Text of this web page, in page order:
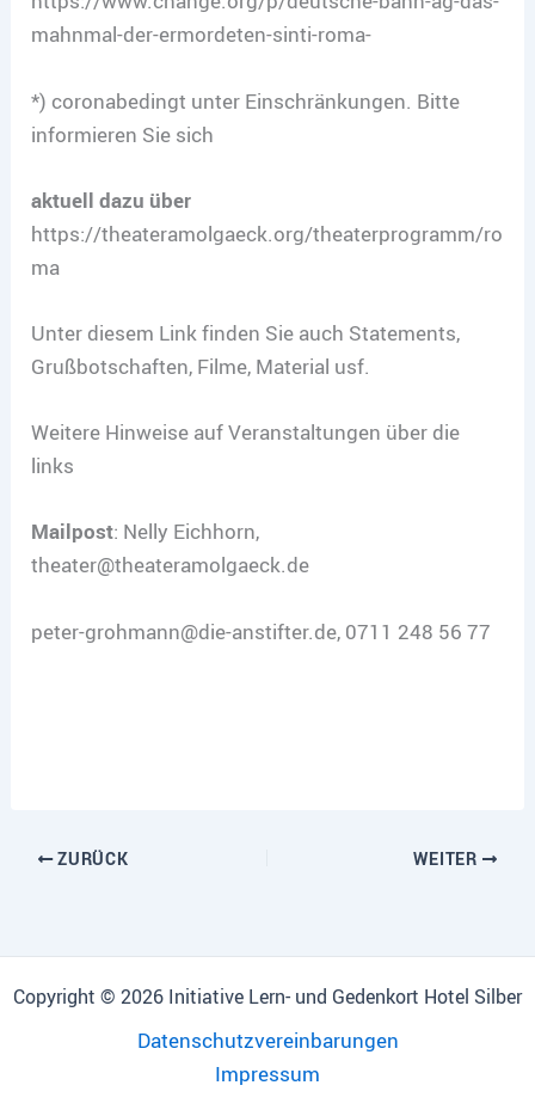
mahnmal-der-ermordeten-sinti-roma-
*) coronabedingt unter Einschränkungen. Bitte
informieren Sie sich
aktuell dazu über
https://theateramolgaeck.org/theaterprogramm/ro
ma
Unter diesem Link finden Sie auch Statements,
Grußbotschaften, Filme, Material usf.
Weitere Hinweise auf Veranstaltungen über die
links
Mailpost: Nelly Eichhorn,
theater@theateramolgaeck.de
peter-grohmann@die-anstifter.de, 0711 248 56 77
ZURÜCK WEITER
Copyright © 2026 Initiative Lern- und Gedenkort Hotel Silber
Datenschutzvereinbarungen
Impressum